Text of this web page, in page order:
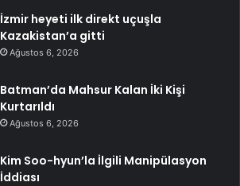
İzmir heyeti ilk direkt uçuşla
Kazakistan’a gitti
Ağustos 6, 2026
Batman’da Mahsur Kalan İki Kişi
Kurtarıldı
Ağustos 6, 2026
Kim Soo-hyun’la İlgili Manipülasyon
İddiası